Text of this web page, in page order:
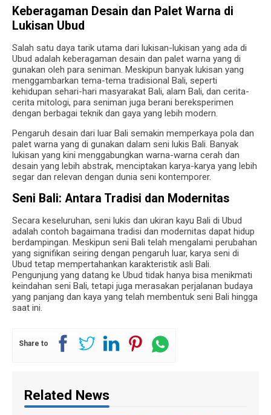
Keberagaman Desain dan Palet Warna di
Lukisan Ubud
Salah satu daya tarik utama dari lukisan-lukisan yang ada di
Ubud adalah keberagaman desain dan palet warna yang di
gunakan oleh para seniman. Meskipun banyak lukisan yang
menggambarkan tema-tema tradisional Bali, seperti
kehidupan sehari-hari masyarakat Bali, alam Bali, dan cerita-
cerita mitologi, para seniman juga berani bereksperimen
dengan berbagai teknik dan gaya yang lebih modern.
Pengaruh desain dari luar Bali semakin memperkaya pola dan
palet warna yang di gunakan dalam seni lukis Bali. Banyak
lukisan yang kini menggabungkan warna-warna cerah dan
desain yang lebih abstrak, menciptakan karya-karya yang lebih
segar dan relevan dengan dunia seni kontemporer.
Seni Bali: Antara Tradisi dan Modernitas
Secara keseluruhan, seni lukis dan ukiran kayu Bali di Ubud
adalah contoh bagaimana tradisi dan modernitas dapat hidup
berdampingan. Meskipun seni Bali telah mengalami perubahan
yang signifikan seiring dengan pengaruh luar, karya seni di
Ubud tetap mempertahankan karakteristik asli Bali.
Pengunjung yang datang ke Ubud tidak hanya bisa menikmati
keindahan seni Bali, tetapi juga merasakan perjalanan budaya
yang panjang dan kaya yang telah membentuk seni Bali hingga
saat ini.
Share to
Related News